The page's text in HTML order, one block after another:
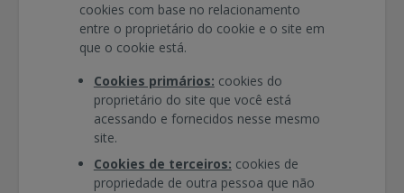
cookies com base no relacionamento
entre o proprietário do cookie e o site em
que o cookie está.
Cookies primários: cookies do
proprietário do site que você está
acessando e fornecidos nesse mesmo
site.
Cookies de terceiros: cookies de
propriedade de outra pessoa que não